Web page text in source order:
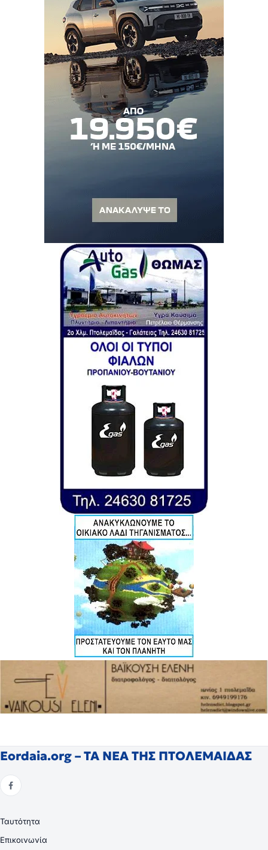
Eordaia.org – ΤΑ ΝΕΑ ΤΗΣ ΠΤΟΛΕΜΑΙΔΑΣ
Ταυτότητα
Επικοινωνία